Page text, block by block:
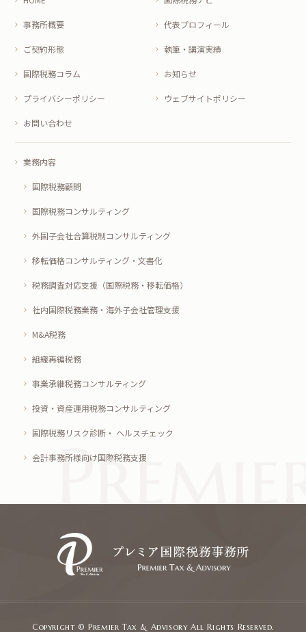
事務所概要 代表プロフィール
ご契約形態 執筆・講演実績
国際税務コラム お知らせ
プライバシーポリシー ウェブサイトポリシー
お問い合わせ
業務内容
国際税務顧問
国際税務コンサルティング
外国子会社合算税制コンサルティング
移転価格コンサルティング・文書化
税務調査対応支援（国際税務・移転価格）
社内国際税務業務・海外子会社管理支援
M&A税務
組織再編税務
事業承継税務コンサルティング
投資・資産運用税務コンサルティング
国際税務リスク診断・ ヘルスチェック
会計事務所様向け国際税務支援
Copyright © Premier Tax & Advisory All Rights Reserved.